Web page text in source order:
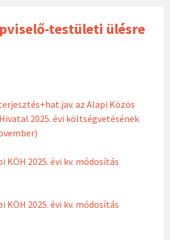
testületi ülésre
az Alapi Közös
2025. évi költségvetésének
KÖH 2025. évi kv. módosítás
KÖH 2025. évi kv. módosítás